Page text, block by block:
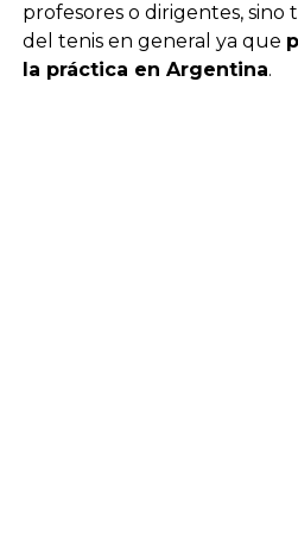
profesores o dirigentes, sino
del tenis en general ya que
la práctica en Argentina.